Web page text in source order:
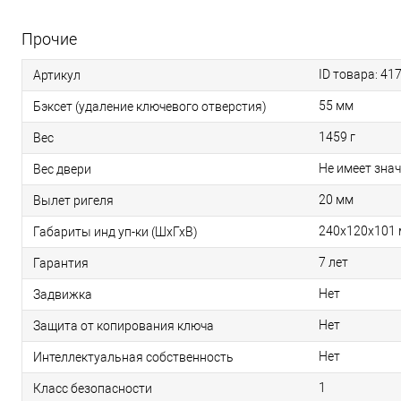
Прочие
Артикул ID товара:
Бэксет (удаление ключевого отверстия) 55 мм
Вес 1459 г
Вес двери Не имеет
Вылет ригеля 20 мм
Габариты инд уп-ки (ШхГхВ) 240x120x101
Гарантия 7 лет
Задвижка Нет
Защита от копирования ключа Нет
Интеллектуальная собственность Нет
Класс безопасности 1